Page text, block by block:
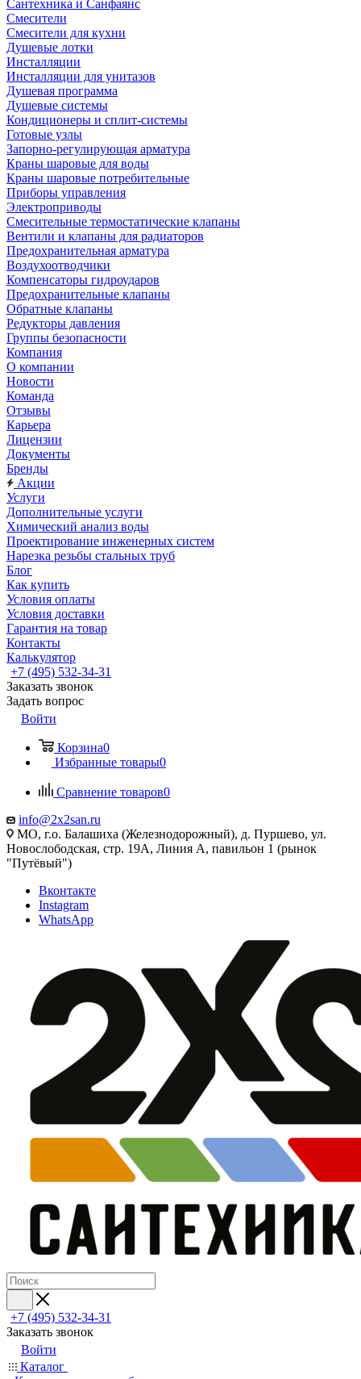
Сантехника и Санфаянс
Смесители
Смесители для кухни
Душевые лотки
Инсталляции
Инсталляции для унитазов
Душевая программа
Душевые системы
Кондиционеры и сплит-системы
Готовые узлы
Запорно-регулирующая арматура
Краны шаровые для воды
Краны шаровые потребительные
Приборы управления
Электроприводы
Смесительные термостатические клапаны
Вентили и клапаны для радиаторов
Предохранительная арматура
Воздухоотводчики
Компенсаторы гидроударов
Предохранительные клапаны
Обратные клапаны
Редукторы давления
Группы безопасности
Компания
О компании
Новости
Команда
Отзывы
Карьера
Лицензии
Документы
Бренды
Акции
Услуги
Дополнительные услуги
Химический анализ воды
Проектирование инженерных систем
Нарезка резьбы стальных труб
Блог
Как купить
Условия оплаты
Условия доставки
Гарантия на товар
Контакты
Калькулятор
+7 (495) 532‑34‑31
Заказать звонок
Задать вопрос
Войти
Корзина0
Избранные товары0
Сравнение товаров0
info@2x2san.ru
МО, г.о. Балашиха (Железнодорожный), д. Пуршево, ул.
Новослободская, стр. 19А, Линия А, павильон 1 (рынок
"Путёвый")
Вконтакте
Instagram
WhatsApp
+7 (495) 532‑34‑31
Заказать звонок
Войти
Каталог